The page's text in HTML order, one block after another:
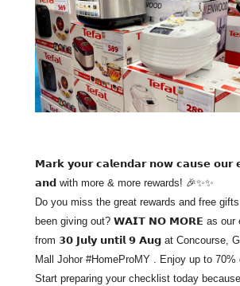
𝗠𝗮𝗿𝗸 𝘆𝗼𝘂𝗿 𝗰𝗮𝗹𝗲𝗻𝗱𝗮𝗿 𝗻𝗼𝘄 𝗰𝗮𝘂𝘀𝗲 𝗼𝘂𝗿
𝗮𝗻𝗱 with more & more rewards! 🎉✨✨
Do you miss the great rewards and free
been giving out? 𝗪𝗔𝗜𝗧 𝗡𝗢 𝗠𝗢𝗥𝗘 as our
from 𝟯𝟬 𝗝𝘂𝗹𝘆 𝘂𝗻𝘁𝗶𝗹 𝟵 𝗔𝘂𝗴 at Concourse,
Mall Johor #HomeProMY . Enjoy up to 70%
Start preparing your checklist today